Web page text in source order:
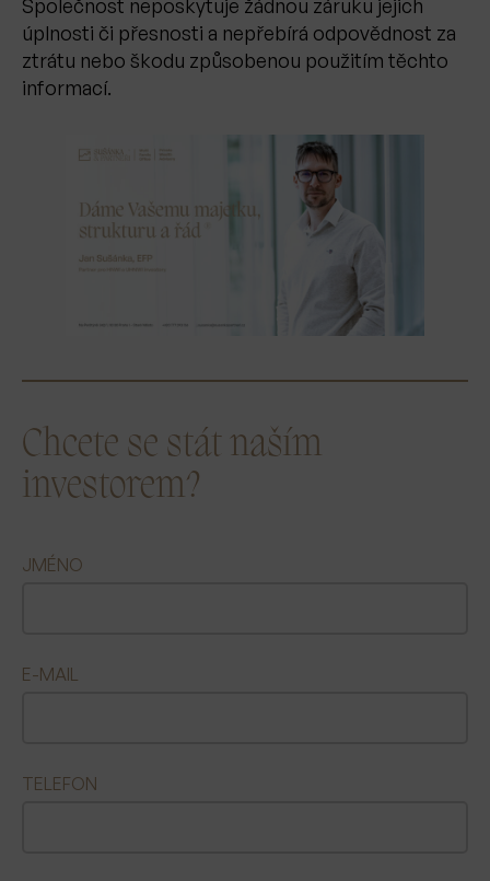
Společnost neposkytuje žádnou záruku jejich
úplnosti či přesnosti a nepřebírá odpovědnost za
ztrátu nebo škodu způsobenou použitím těchto
informací.
Chcete se stát naším
investorem?
JMÉNO
E-MAIL
TELEFON